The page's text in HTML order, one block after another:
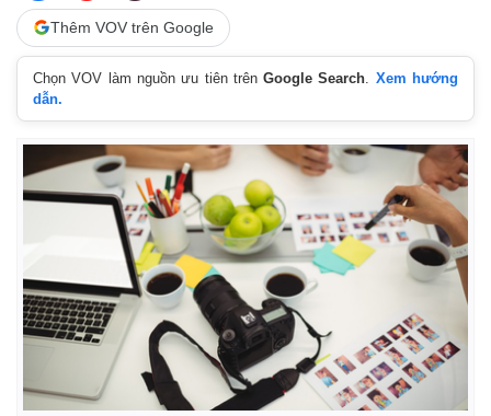
Thêm VOV trên Google
Chọn VOV làm nguồn ưu tiên trênGoogle Search
Xem hướng
dẫn.